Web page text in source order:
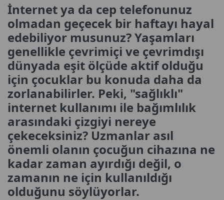
İnternet ya da cep telefonunuz
olmadan geçecek bir haftayı hayal
edebiliyor musunuz? Yaşamları
genellikle çevrimiçi ve çevrimdışı
dünyada eşit ölçüde aktif olduğu
için çocuklar bu konuda daha da
zorlanabilirler. Peki, "sağlıklı"
internet kullanımı ile bağımlılık
arasındaki çizgiyi nereye
çekeceksiniz? Uzmanlar asıl
önemli olanın çocuğun cihazına ne
kadar zaman ayırdığı değil, o
zamanın ne için kullanıldığı
olduğunu söylüyorlar.